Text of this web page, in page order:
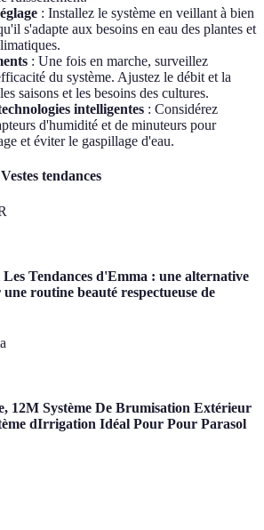
: Installez le système en veillant à bien
s'adapte aux besoins en eau des plantes et
: Une fois en marche, surveillez
du système. Ajustez le débit et la
saisons et les besoins des cultures.
intelligentes : Considérez
d'humidité et de minuteurs pour
et éviter le gaspillage d'eau.
tendances
Tendances d'Emma : une alternative
routine beauté respectueuse de
12M Système De Brumisation Extérieur
dIrrigation Idéal Pour Pour Parasol